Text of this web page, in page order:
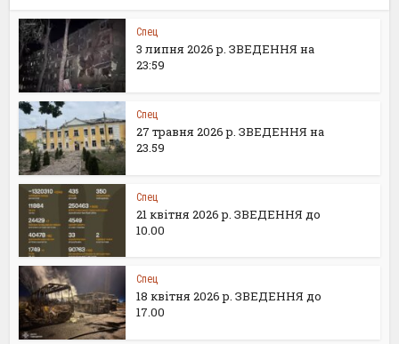
Спец
3 липня 2026 р. ЗВЕДЕННЯ на
23:59
Спец
27 травня 2026 р. ЗВЕДЕННЯ на
23.59
Спец
21 квітня 2026 р. ЗВЕДЕННЯ до
10.00
Спец
18 квітня 2026 р. ЗВЕДЕННЯ до
17.00